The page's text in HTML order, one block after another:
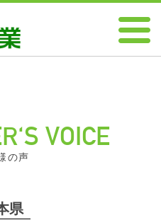
年中無休
VOICE
の声
県